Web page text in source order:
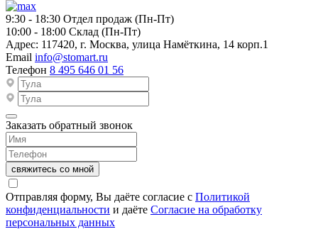
9:30 - 18:30 Отдел продаж (Пн-Пт)
10:00 - 18:00 Склад (Пн-Пт)
Адрес: 117420, г. Москва, улица Намёткина, 14 корп.1
Email info@stomart.ru
Телефон 8 495 646 01 56
Заказать обратный звонок
свяжитесь со мной
Отправляя форму, Вы даёте согласие с Политикой
конфиденциальности и даёте Согласие на обработку
персональных данных